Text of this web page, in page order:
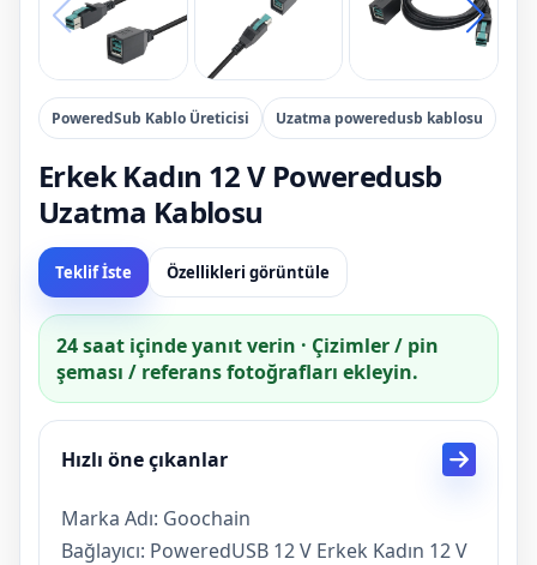
PoweredSub Kablo Üreticisi Uzatma poweredusb kablosu
Erkek Kadın 12 V Poweredusb
Uzatma Kablosu
Teklif İste Özellikleri görüntüle
24 saat içinde yanıt verin · Çizimler / pin
şeması / referans fotoğrafları ekleyin.
Hızlı öne çıkanlar
Marka Adı: Goochain
Bağlayıcı: PoweredUSB 12 V Erkek Kadın 12 V